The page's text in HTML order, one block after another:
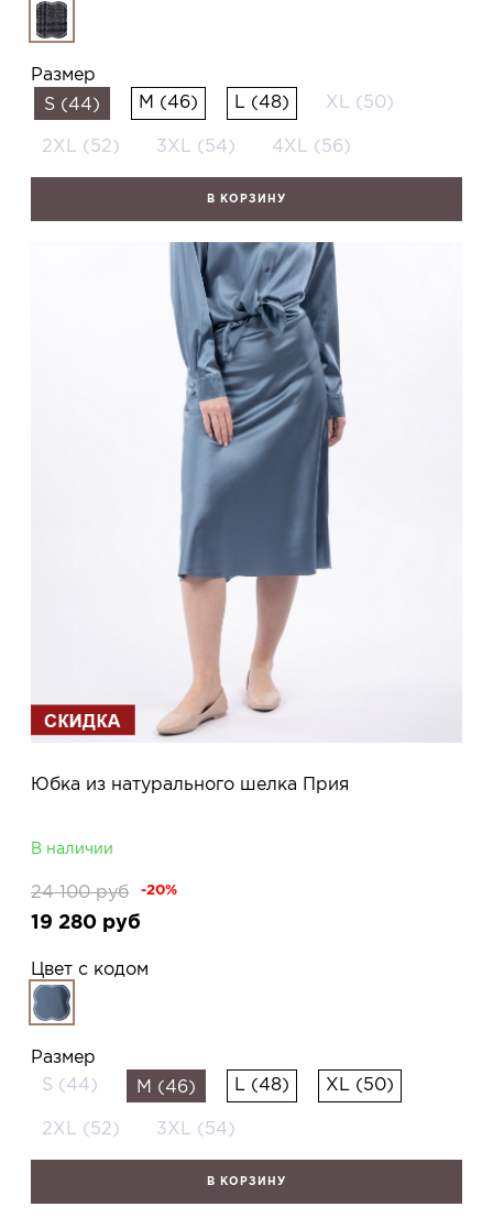
Размер
S (44)
M (46) L (48) XL (50)
2XL (52) 3XL (54) 4XL (56)
В КОРЗИНУ
Юбка из натурального шелка Прия
В наличии
24 100 руб -20%
19 280 руб
Цвет с кодом
Размер
S (44)
M (46) L (48) XL (50)
2XL (52) 3XL (54)
В КОРЗИНУ